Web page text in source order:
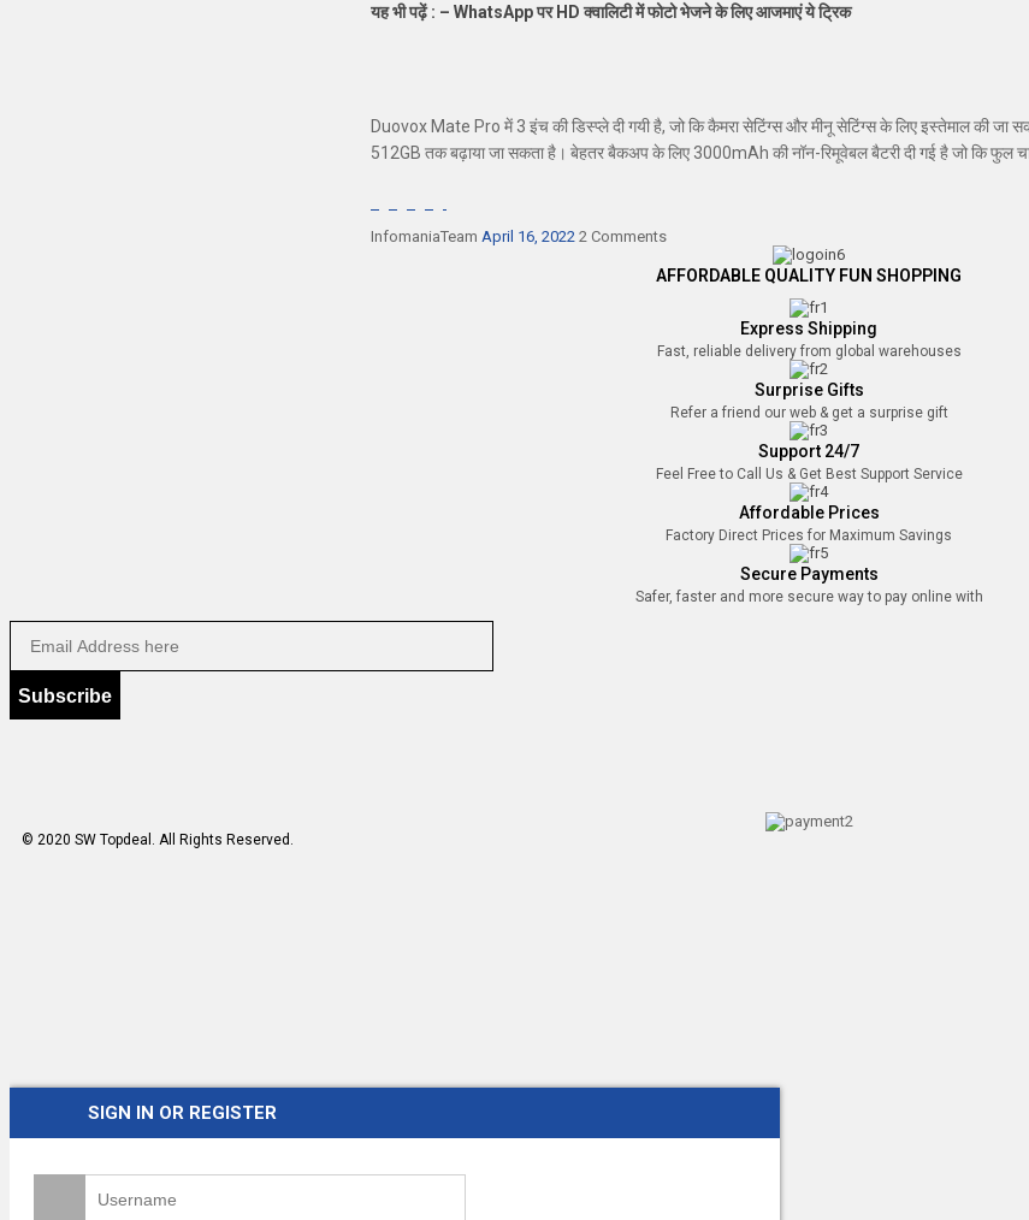
InfomaniaTeam April 16, 2022 2 Comments
यह भी पढ़ें : – WhatsApp पर HD क्वालिटी में फोटो भेजने के लिए आजमाएं ये ट्रिक
Duovox Mate Pro में 3 इंच की डिस्प्ले दी गयी है, जो कि कैमरा सेटिंग्स और मीनू सेटिंग्स के लिए इस्तेमाल की जा
512GB तक बढ़ाया जा सकता है। बेहतर बैकअप के लिए 3000mAh की नॉन-रिमूवेबल बैटरी दी गई है जो कि फुल
AFFORDABLE QUALITY FUN SHOPPING
Express Shipping
Fast, reliable delivery from global warehouses
Surprise Gifts
Refer a friend our web & get a surprise gift
Support 24/7
Feel Free to Call Us & Get Best Support Service
Affordable Prices
Factory Direct Prices for Maximum Savings
Secure Payments
Safer, faster and more secure way to pay online with
© 2020 SW Topdeal. All Rights Reserved.
SIGN IN OR REGISTER